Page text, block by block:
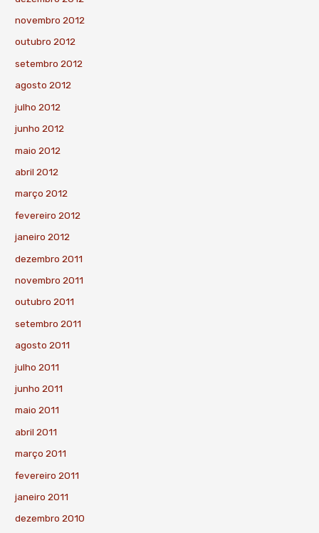
novembro 2012
outubro 2012
setembro 2012
agosto 2012
julho 2012
junho 2012
maio 2012
abril 2012
março 2012
fevereiro 2012
janeiro 2012
dezembro 2011
novembro 2011
outubro 2011
setembro 2011
agosto 2011
julho 2011
junho 2011
maio 2011
abril 2011
março 2011
fevereiro 2011
janeiro 2011
dezembro 2010